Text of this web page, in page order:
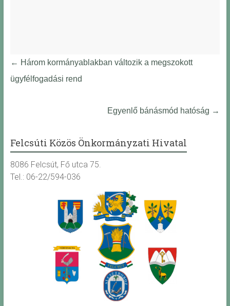
← Három kormányablakban változik a megszokott
ügyfélfogadási rend
Egyenlő bánásmód hatóság →
Felcsúti Közös Önkormányzati Hivatal
8086 Felcsút, Fő utca 75.
Tel.: 06-22/594-036